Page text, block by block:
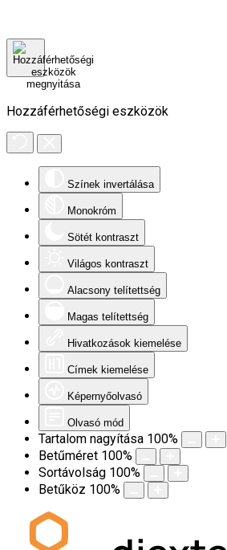
Hozzáférhetőségi eszközök
Színek invertálása
Monokróm
Sötét kontraszt
Világos kontraszt
Alacsony telítettség
Magas telítettség
Hivatkozások kiemelése
Címek kiemelése
Képernyőolvasó
Olvasó mód
Tartalom nagyítása 100%
Betűméret 100%
Sortávolság 100%
Betűköz 100%